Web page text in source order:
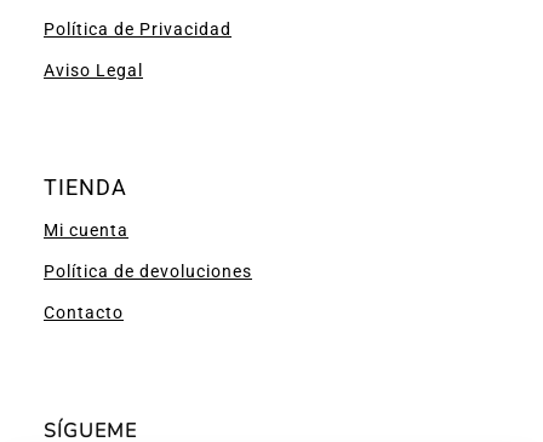
Política de Privacidad
Aviso Legal
TIENDA
Mi cuenta
Política de devoluciones
Contacto
SÍGUEME